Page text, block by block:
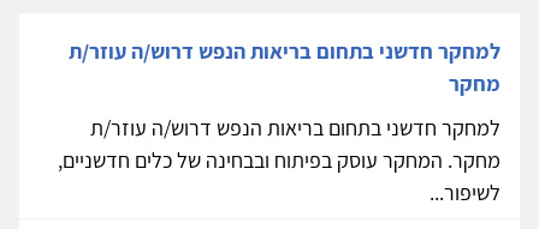
למחקר חדשני בתחום בריאות הנפש דרוש/ה עוזר/ת
מחקר
למחקר חדשני בתחום בריאות הנפש דרוש/ה עוזר/ת
מחקר. המחקר עוסק בפיתוח ובבחינה של כלים חדשניים,
לשיפור...